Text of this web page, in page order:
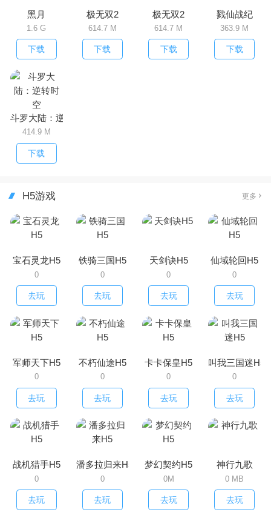
黑月
1.6 G
下载
极无双2
614.7 M
下载
极无双2
614.7 M
下载
戮仙战纪
363.9 M
下载
斗罗大陆：逆转时空
414.9 M
下载
H5游戏 更多
宝石灵龙H5
0
去玩
铁骑三国H5
0
去玩
天剑诀H5
0
去玩
仙域轮回H5
0
去玩
军师天下H5
0
去玩
不朽仙途H5
0
去玩
卡卡保皇H5
0
去玩
叫我三国迷H5
0
去玩
战机猎手H5
0
去玩
潘多拉归来H5
0
去玩
梦幻契约H5
0M
去玩
神行九歌
0 MB
去玩